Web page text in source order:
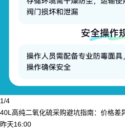
1/4
40L高纯二氧化硫采购避坑指南：价格差
昨天16:00